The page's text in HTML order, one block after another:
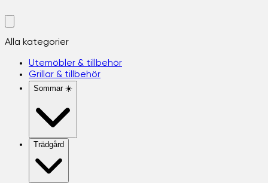
Alla kategorier
Utemöbler & tillbehör
Grillar & tillbehör
Sommar ☀️
Trädgård